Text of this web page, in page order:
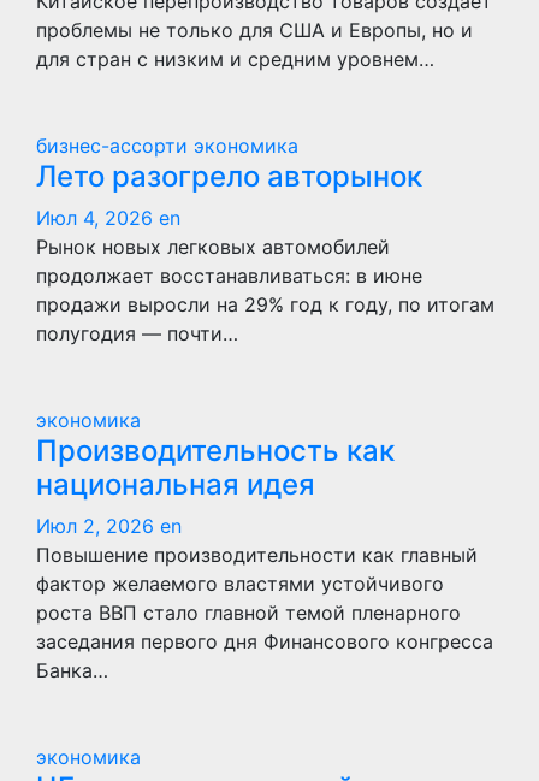
проблемы не только для США и Европы, но и
для стран с низким и средним уровнем…
бизнес-ассорти экономика
Лето разогрело авторынок
Июл 4, 2026 en
Рынок новых легковых автомобилей
продолжает восстанавливаться: в июне
продажи выросли на 29% год к году, по итогам
полугодия — почти…
экономика
Производительность как
национальная идея
Июл 2, 2026 en
Повышение производительности как главный
фактор желаемого властями устойчивого
роста ВВП стало главной темой пленарного
заседания первого дня Финансового конгресса
Банка…
экономика